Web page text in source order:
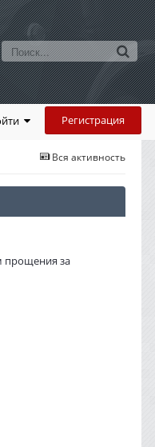
Регистрация
Вся активность
прощения за